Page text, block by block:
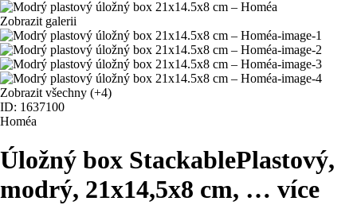
Zobrazit galerii
Zobrazit všechny (+4)
ID: 1637100
Homéa
Úložný box StackablePlastový,
modrý, 21x14,5x8 cm, … více